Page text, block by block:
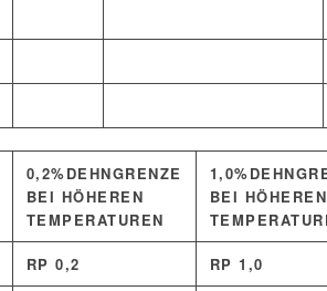
0,2%DEHNGRENZE
BEI HÖHEREN
TEMPERATUREN
BEI HÖHEREN
RP 0,2 RP 1,0